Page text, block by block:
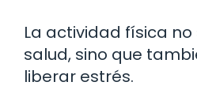
La actividad física
salud, sino que
liberar estrés.